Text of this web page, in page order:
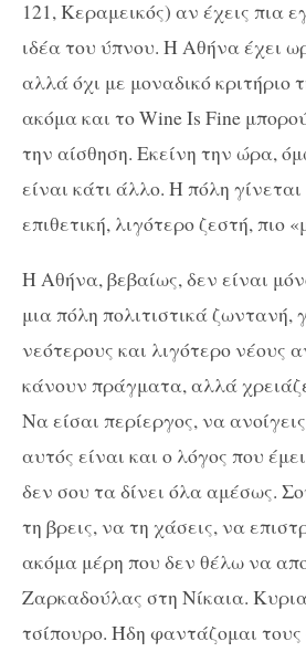
121, Κεραμεικός) αν έχεις πια
ιδέα του ύπνου. Η Αθήνα έχει
αλλά όχι με μοναδικό κριτήριο
ακόμα και το Wine Is Fine
την αίσθηση. Εκείνη την ώρα,
είναι κάτι άλλο. Η πόλη
επιθετική, λιγότερο ζεστή, πιο
Η Αθήνα, βεβαίως, δεν είναι
μια πόλη πολιτιστικά ζωντανή,
νεότερους και λιγότερο νέους
κάνουν πράγματα, αλλά
Να είσαι περίεργος, να
αυτός είναι και ο λόγος που
δεν σου τα δίνει όλα αμέσως.
τη βρεις, να τη χάσεις, να
ακόμα μέρη που δεν θέλω να
Ζαρκαδούλας στη Νίκαια.
τσίπουρο. Ήδη φαντάζομαι